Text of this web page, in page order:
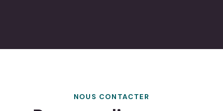
NOUS CONTACTER